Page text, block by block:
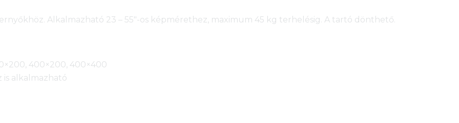
Alkalmazható 23 – 55″-os képmérethez, maximum 45 kg terhelésig. A tartó dönthető.
400×200, 400×400
alkalmazható